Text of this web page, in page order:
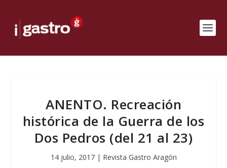
ANENTO. Recreación
histórica de la Guerra de los
Dos Pedros (del 21 al 23)
14 julio, 2017| Revista Gastro Aragón